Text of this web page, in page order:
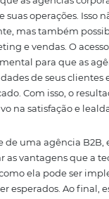
Neste guia,
utilizar essa
e garantir
de alta
uma gestão
suas
mas
e vendas. O
para que